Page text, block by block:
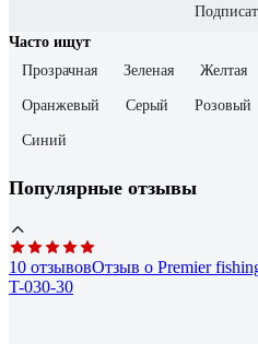
Часто ищут
Прозрачная
Зеленая Желтая
Оранжевый Серый Розовый
Синий
Популярные отзывы
10 отзывовОтзыв о Premier
T-030-30